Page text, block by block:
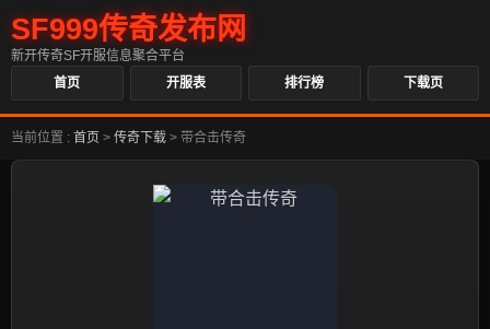
SF999传奇发布网
新开传奇SF开服信息聚合平台
首页
开服表 排行榜 下载页
当前位置 : 首页 > 传奇下载 > 带合击传奇